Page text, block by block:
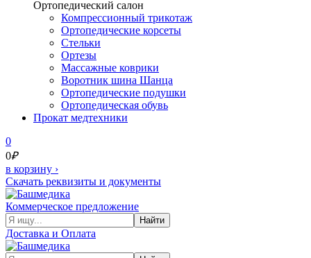
Ортопедический салон
Компрессионный трикотаж
Ортопедические корсеты
Стельки
Ортезы
Массажные коврики
Воротник шина Шанца
Ортопедические подушки
Ортопедическая обувь
Прокат медтехники
0
0₽
в корзину ›
Скачать реквизиты и документы
Коммерческое предложение
Найти
Доставка и Оплата